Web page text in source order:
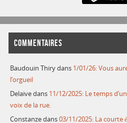
COMMENTAIRES
Baudouin Thirydans 1/01/26: Vous
l’orgueil
Delaivedans 11/12/2025: Le temps
voix de la rue.
Constanzedans03/11/2025: La courte